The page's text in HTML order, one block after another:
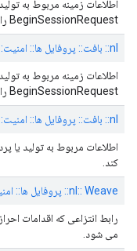
اطلاعات زمینه مربوط به
BeginSessionRequest را نگه می دارد.
nl:: بافت:: پروفایل ها:: امنیت:: CASE:: BeginSessionResponseContext
اطلاعات زمینه مربوط به
BeginSessionRequest را نگه می دارد.
nl:: بافت:: پروفایل ها:: امنیت:: CASE:: ReconfigureContext
اطلاعات مربوط به تولید یا
کند.
nl:: Weave:: پروفایل ها:: امنیت:: CASE:: WeaveCASEAuthDelegate
رابط انتزاعی که اقدامات
می شود.